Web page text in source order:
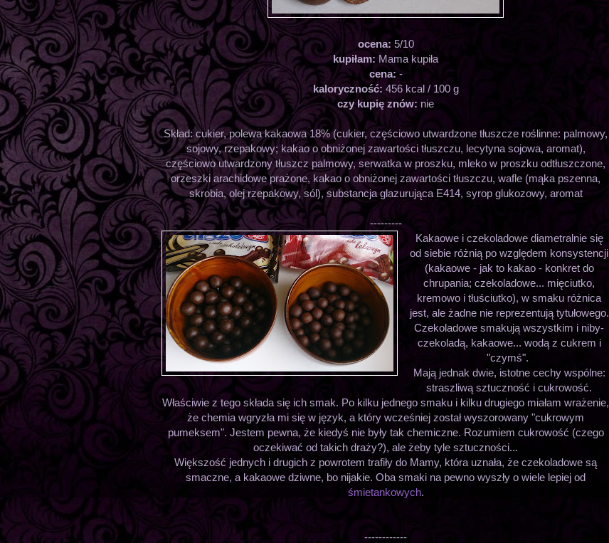
ocena: 5/10
kupiłam: Mama kupiła
cena: -
kaloryczność: 456 kcal / 100 g
czy kupię znów: nie
Skład: cukier, polewa kakaowa 18% (cukier, częściowo utwardzone tłuszcze roślinne: palmowy,
sojowy, rzepakowy; kakao o obniżonej zawartości tłuszczu, lecytyna sojowa, aromat),
częściowo utwardzony tłuszcz palmowy, serwatka w proszku, mleko w proszku odtłuszczone,
orzeszki arachidowe prażone, kakao o obniżonej zawartości tłuszczu, wafle (mąka pszenna,
skrobia, olej rzepakowy, sól), substancja glazurująca E414, syrop glukozowy, aromat
---------
Kakaowe i czekoladowe diametralnie się
od siebie różnią po względem konsystencji
(kakaowe - jak to kakao - konkret do
chrupania; czekoladowe... mięciutko,
kremowo i tłuściutko), w smaku różnica
jest, ale żadne nie reprezentują tytułowego.
Czekoladowe smakują wszystkim i niby-
czekoladą, kakaowe... wodą z cukrem i
"czymś".
Mają jednak dwie, istotne cechy wspólne:
straszliwą sztuczność i cukrowość.
Właściwie z tego składa się ich smak. Po kilku jednego smaku i kilku drugiego miałam wrażenie,
że chemia wgryzła mi się w język, a który wcześniej został wyszorowany "cukrowym
pumeksem". Jestem pewna, że kiedyś nie były tak chemiczne. Rozumiem cukrowość (czego
oczekiwać od takich draży?), ale żeby tyle sztuczności...
Większość jednych i drugich z powrotem trafiły do Mamy, która uznała, że czekoladowe są
smaczne, a kakaowe dziwne, bo nijakie. Oba smaki na pewno wyszły o wiele lepiej od
śmietankowych.
------------